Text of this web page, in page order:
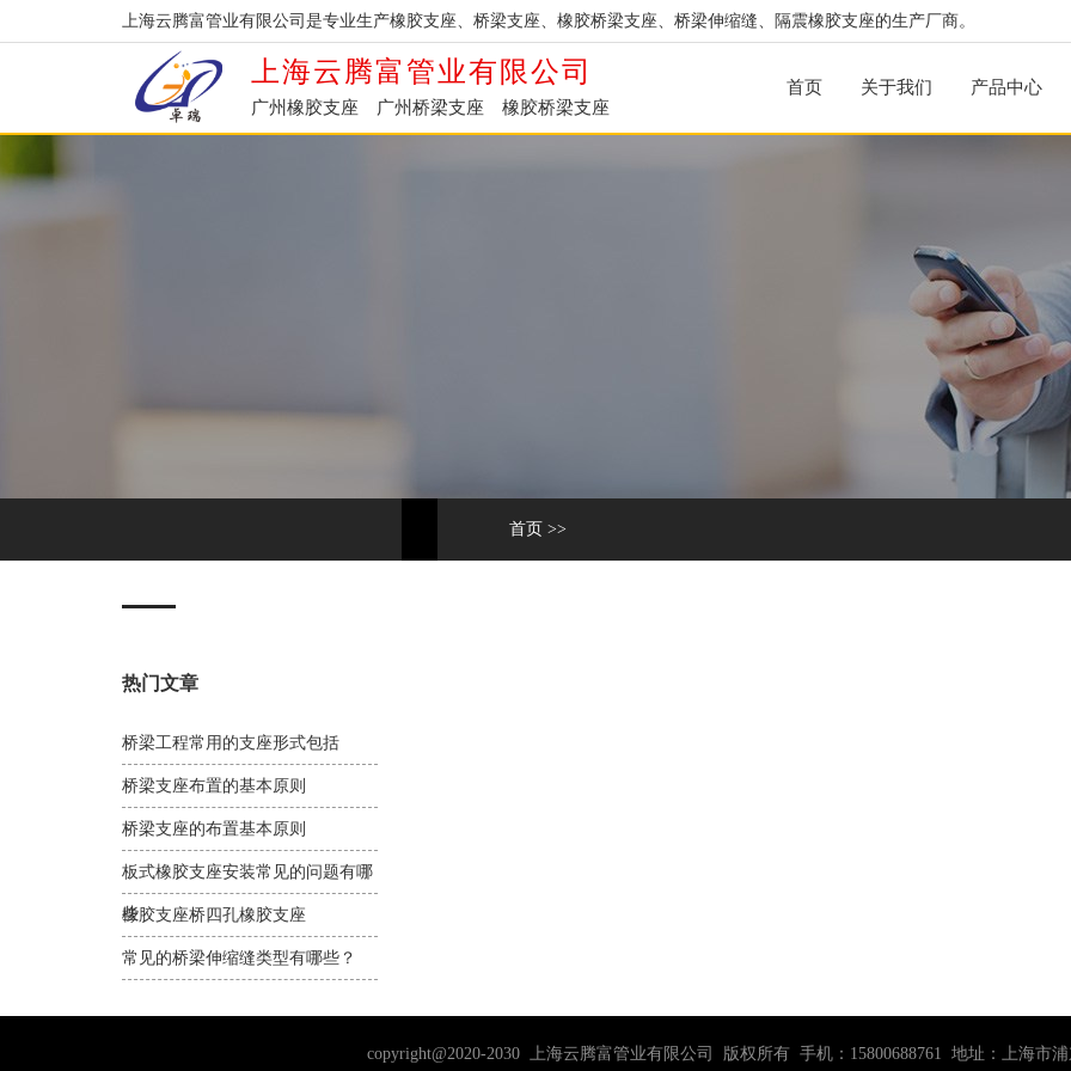
上海云腾富管业有限公司是专业生产橡胶支座、桥梁支座、橡胶桥梁支座、桥梁伸缩缝、隔震橡胶支座的生产厂商。
上海云腾富管业有限公司
广州橡胶支座 广州桥梁支座 橡胶桥梁支座
首页 关于我们 产品中心
首页 >>
热门文章
桥梁工程常用的支座形式包括
桥梁支座布置的基本原则
桥梁支座的布置基本原则
板式橡胶支座安装常见的问题有哪
些
橡胶支座桥四孔橡胶支座
常见的桥梁伸缩缝类型有哪些？
copyright@2020-2030 上海云腾富管业有限公司 版权所有 手机：15800688761 地址：上海市